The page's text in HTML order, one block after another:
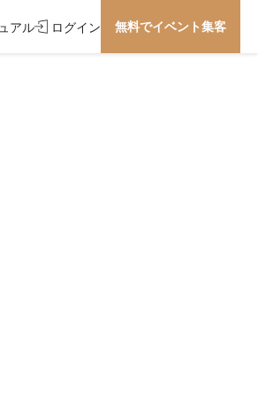
アル ログイン 無料でイベント集客